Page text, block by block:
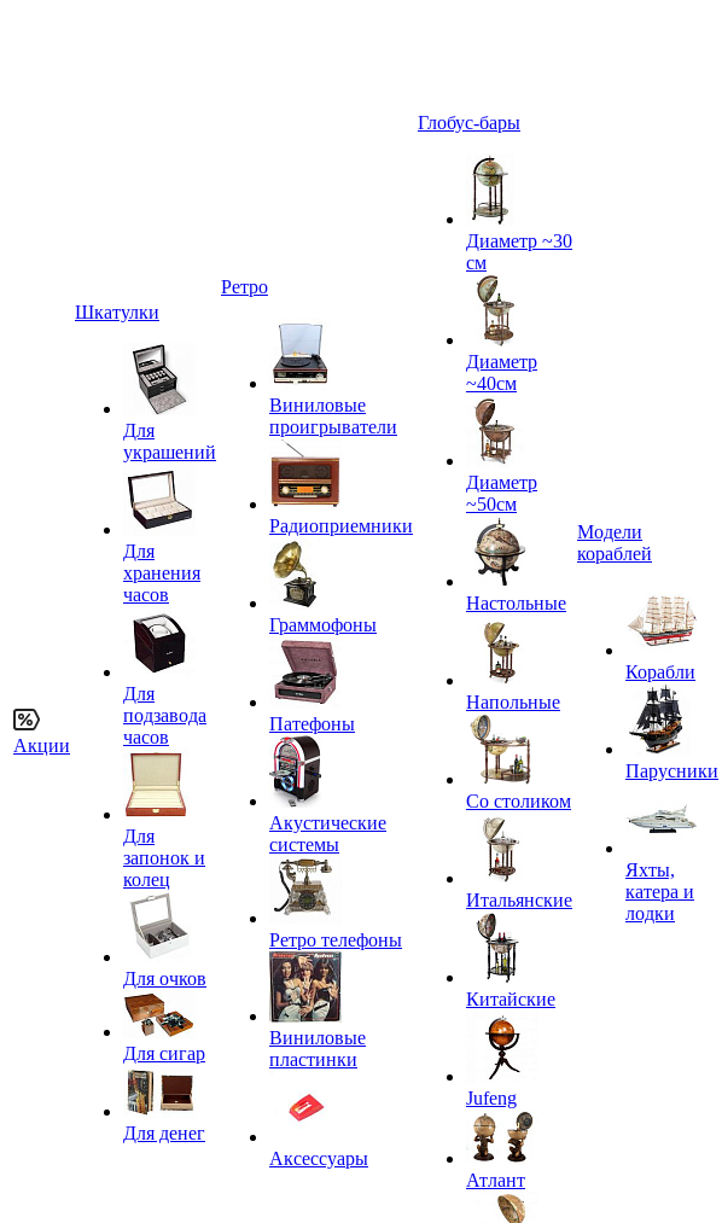
Акции
Шкатулки
Для
украшений
Для
хранения
часов
Для
подзавода
часов
Для
запонок и
колец
Для очков
Для сигар
Для денег
Ретро
Виниловые
проигрыватели
Радиоприемники
Граммофоны
Патефоны
Акустические
системы
Ретро телефоны
Виниловые
пластинки
Аксессуары
Глобус-бары
Диаметр ~30
см
Диаметр
~40см
Диаметр
~50см
Настольные
Напольные
Со столиком
Итальянские
Китайские
Jufeng
Атлант
Модели
кораблей
Корабли
Парусники
Яхты,
катера и
лодки